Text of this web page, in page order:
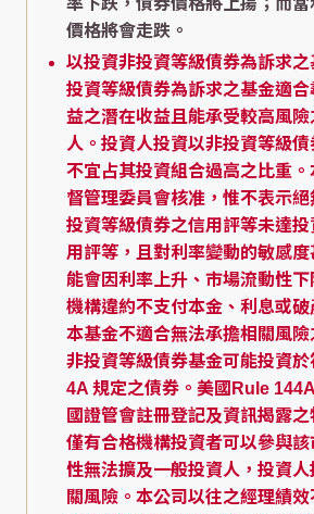
率下跌，債券價格將上揚；而
價格將會走跌。
以投資非投資等級債券為訴求
投資等級債券為訴求之基金適
益之潛在收益且能承受較高風
人。投資人投資以非投資等級
不宜占其投資組合過高之比重
督管理委員會核准，惟不表示
投資等級債券之信用評等未達
用評等，且對利率變動的敏感
能會因利率上升、市場流動性
機構違約不支付本金、利息或破
本基金不適合無法承擔相關風
非投資等級債券基金可能投資
4A 規定之債券。美國Rule
國證管會註冊登記及資訊揭露
僅有合格機構投資者可以參與
性無法擴及一般投資人，投資人
關風險。本公司以往之經理績